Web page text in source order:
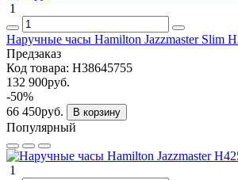
1
Наручные часы Hamilton Jazzmaster Slim
Предзаказ
Код товара: H38645755
132 900руб.
-50%
66 450руб.
В корзину
Популярный
1